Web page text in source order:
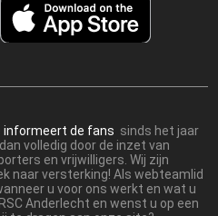
informeert de fans sinds het jaar
volledig door de inzet van
en vrijwilligers. Wij zijn
naar versterking! Als webteamlid
u voor ons werkt en wat u
Anderlecht en wenst u op een